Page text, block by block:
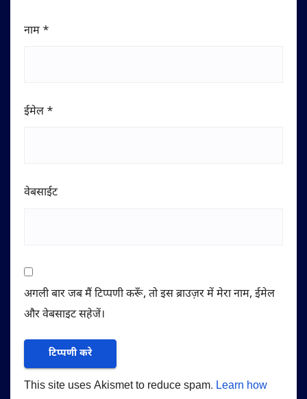
नाम *
ईमेल *
वेबसाईट
अगली बार जब मैं टिप्पणी करूँ, तो इस ब्राउज़र में मेरा नाम, ईमेल
और वेबसाइट सहेजें।
This site uses Akismet to reduce spam. Learn how